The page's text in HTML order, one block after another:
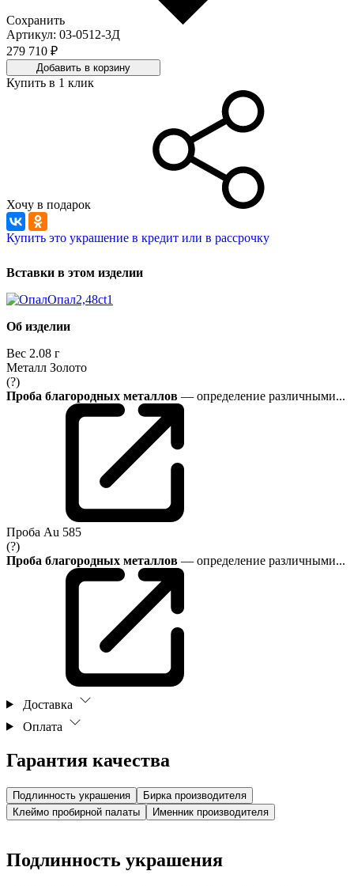
Сохранить
Артикул: 03-0512-3Д
279 710 ₽
Добавить в корзину
Купить в 1 клик
Хочу в подарок
Купить это украшение в кредит или в рассрочку
Вставки в этом изделии
Опал2,48ct1
Об изделии
Вес 2.08 г
Металл Золото
(?)
Проба благородных металлов — определение различными...
Проба Au 585
(?)
Проба благородных металлов — определение различными...
Доставка
Оплата
Гарантия качества
Подлинность украшения
Бирка производителя
Клеймо пробирной палаты
Именник производителя
Подлинность украшения